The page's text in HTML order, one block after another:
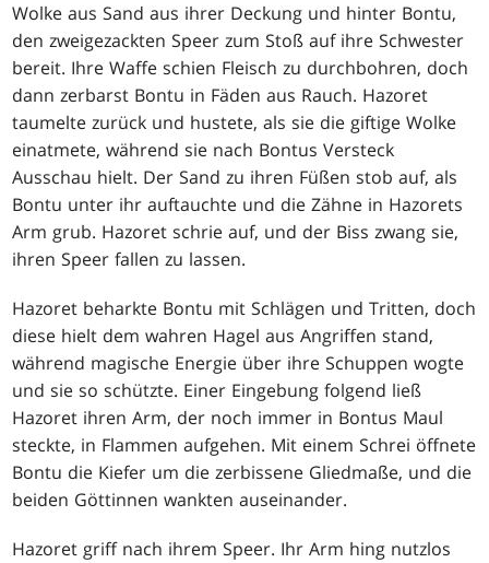
Wolke aus Sand aus ihrer Deckung und hinter Bontu,
den zweigezackten Speer zum Stoß auf ihre Schwester
bereit. Ihre Waffe schien Fleisch zu durchbohren, doch
dann zerbarst Bontu in Fäden aus Rauch. Hazoret
taumelte zurück und hustete, als sie die giftige Wolke
einatmete, während sie nach Bontus Versteck
Ausschau hielt. Der Sand zu ihren Füßen stob auf, als
Bontu unter ihr auftauchte und die Zähne in Hazorets
Arm grub. Hazoret schrie auf, und der Biss zwang sie,
ihren Speer fallen zu lassen.
Hazoret beharkte Bontu mit Schlägen und Tritten, doch
diese hielt dem wahren Hagel aus Angriffen stand,
während magische Energie über ihre Schuppen wogte
und sie so schützte. Einer Eingebung folgend ließ
Hazoret ihren Arm, der noch immer in Bontus Maul
steckte, in Flammen aufgehen. Mit einem Schrei öffnete
Bontu die Kiefer um die zerbissene Gliedmaße, und die
beiden Göttinnen wankten auseinander.
Hazoret griff nach ihrem Speer. Ihr Arm hing nutzlos